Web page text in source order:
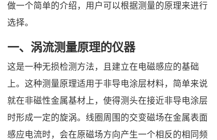
做一个简单的介绍，用户可以根据测量的原理来进行
选择。
一、涡流测量原理的仪器
这是一种无损检测方法，且建立在电磁感应的基础
上。这种测量原理适用于非导电涂层材料，简单来说
就在非磁性金属基材上，使得测头在接近非导电涂层
时形成一定的旋涡。线圈周围的交变磁场在金属表面
感应电流时，会在原磁场方向产生一个相反的相同频